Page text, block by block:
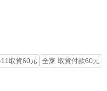
取貨60元
全家 取貨付款60元